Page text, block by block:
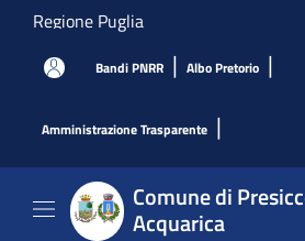
Salta al contenuto principale
Regione Puglia
Bandi PNRR | Albo Pretorio |
Amministrazione Trasparente |
Comune di
Acquarica